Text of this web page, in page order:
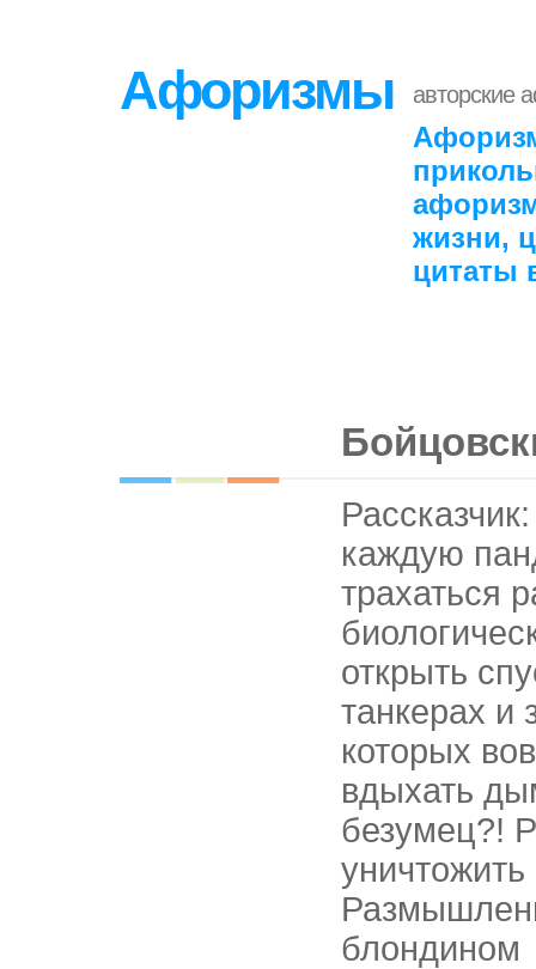
Афоризмы авторские
жизни,
цитаты
каждую
трахаться
открыть
танкерах и
которых
вдыхать
безумец?!
блондином